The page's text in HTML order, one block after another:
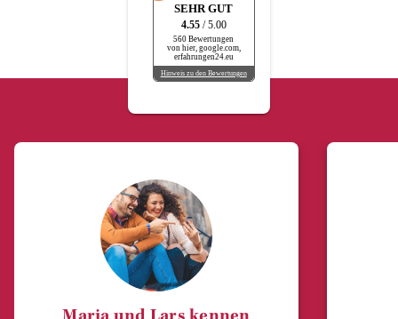
SEHR GUT
4.55 / 5.00
560 Bewertungen
von hier, google.com,
erfahrungen24.eu
Hinweis zu den Bewertungen